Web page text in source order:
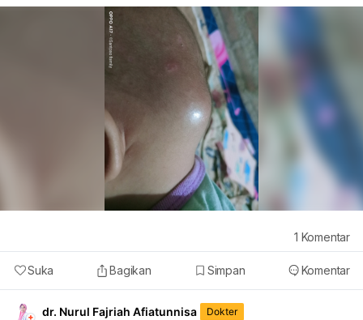
Suka Bagikan Simpan Komentar
1 Komentar
dr. Nurul Fajriah Afiatunnisa
Dokter